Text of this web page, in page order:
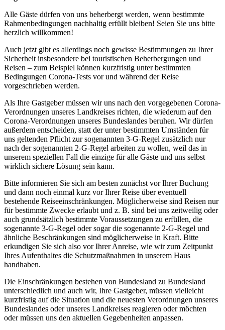
Alle Gäste dürfen von uns beherbergt werden, wenn bestimmte
Rahmenbedingungen nachhaltig erfüllt bleiben! Seien Sie uns bitte
herzlich willkommen!
Auch jetzt gibt es allerdings noch gewisse Bestimmungen zu Ihrer
Sicherheit insbesondere bei touristischen Beherbergungen und
Reisen – zum Beispiel können kurzfristig unter bestimmten
Bedingungen Corona-Tests vor und während der Reise
vorgeschrieben werden.
Als Ihre Gastgeber müssen wir uns nach den vorgegebenen Corona-
Verordnungen unseres Landkreises richten, die wiederum auf den
Corona-Verordnungen unseres Bundeslandes beruhen. Wir dürfen
außerdem entscheiden, statt der unter bestimmten Umständen für
uns geltenden Pflicht zur sogenannten 3-G-Regel zusätzlich nur
nach der sogenannten 2-G-Regel arbeiten zu wollen, weil das in
unserem speziellen Fall die einzige für alle Gäste und uns selbst
wirklich sichere Lösung sein kann.
Bitte informieren Sie sich am besten zunächst vor Ihrer Buchung
und dann noch einmal kurz vor Ihrer Reise über eventuell
bestehende Reiseeinschränkungen. Möglicherweise sind Reisen nur
für bestimmte Zwecke erlaubt und z. B. sind bei uns zeitweilig oder
auch grundsätzlich bestimmte Voraussetzungen zu erfüllen, die
sogenannte 3-G-Regel oder sogar die sogenannte 2-G-Regel und
ähnliche Beschränkungen sind möglicherweise in Kraft. Bitte
erkundigen Sie sich also vor Ihrer Anreise, wie wir zum Zeitpunkt
Ihres Aufenthaltes die Schutzmaßnahmen in unserem Haus
handhaben.
Die Einschränkungen bestehen von Bundesland zu Bundesland
unterschiedlich und auch wir, Ihre Gastgeber, müssen vielleicht
kurzfristig auf die Situation und die neuesten Verordnungen unseres
Bundeslandes oder unseres Landkreises reagieren oder möchten
oder müssen uns den aktuellen Gegebenheiten anpassen.